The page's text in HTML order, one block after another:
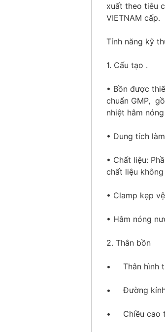
xuất theo tiêu
VIETNAM cấp.
Tính năng kỹ
1. Cấu tạo .
• Bồn được
chuẩn GMP,
nhiệt hâm
• Dung tích
• Chất liệu:
chất liệu
• Clamp kẹp
• Hâm nóng
2. Thân bồn
• Thân hình
• Đường kính
• Chiều cao